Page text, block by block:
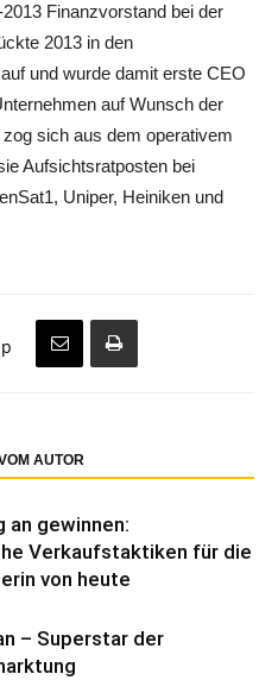
Finanzvorstand bei der
2013 in den
und wurde damit erste CEO
auf Wunsch der
sich aus dem operativem
Aufsichtsratposten bei
Uniper, Heiniken und
AUTOR
an gewinnen:
Verkaufstaktiken für die
von heute
– Superstar der